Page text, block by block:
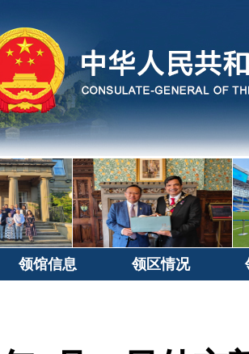
领馆信息 领区情况